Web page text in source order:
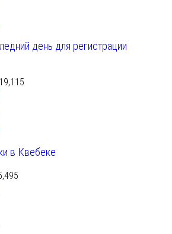
день для регистрации
19,115
в Квебеке